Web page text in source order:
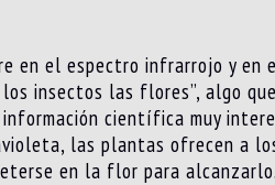
en el espectro infrarrojo y en
insectos las flores”, algo
científica muy
las plantas ofrecen a
en la flor para alcanzarlo.